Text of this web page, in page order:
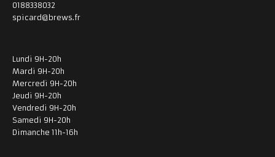
0188338032
spicard@brews.fr
Lundi 9H-20h
Mardi 9H-20h
Mercredi 9H-20h
Jeudi 9H-20h
Vendredi 9H-20h
Samedi 9H-20h
Dimanche 11h-16h